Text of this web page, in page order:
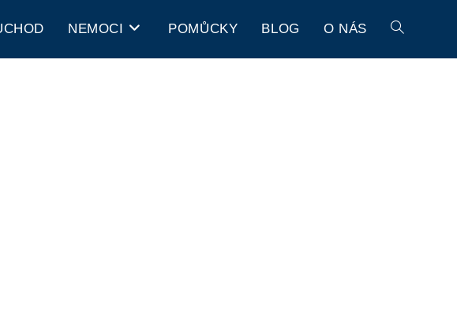
NEMOCI POMŮCKY BLOG O NÁS